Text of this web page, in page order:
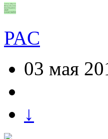
PAC
03 мая
↓